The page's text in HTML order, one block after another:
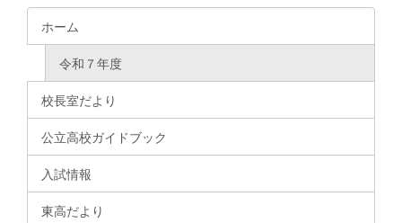
ホーム
令和７年度
校長室だより
公立高校ガイドブック
入試情報
東高だより